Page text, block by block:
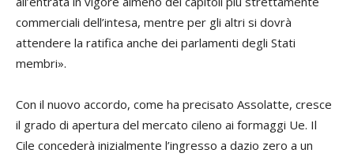
commerciali dell’intesa, mentre per gli altri si dovrà
attendere la ratifica anche dei parlamenti degli Stati
membri».
Con il nuovo accordo, come ha precisato Assolatte, cresce
il grado di apertura del mercato cileno ai formaggi Ue. Il
Cile concederà inizialmente l’ingresso a dazio zero a un